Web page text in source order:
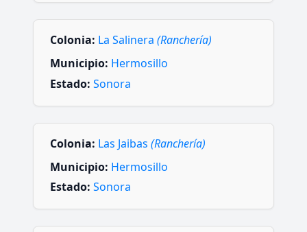
Colonia: La Salinera (Ranchería)
Municipio: Hermosillo
Estado: Sonora
Colonia: Las Jaibas (Ranchería)
Municipio: Hermosillo
Estado: Sonora